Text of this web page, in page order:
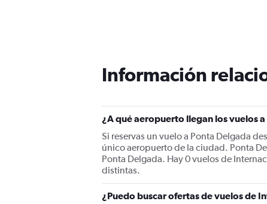
Información
¿A qué aeropuerto llegan los vuelos
Si reservas un vuelo a Ponta Delgada
único aeropuerto de la ciudad. Ponta
Ponta Delgada. Hay 0 vuelos de
distintas.
¿Puedo buscar ofertas de vuelos de